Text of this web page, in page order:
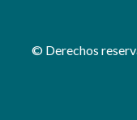
© Derechos